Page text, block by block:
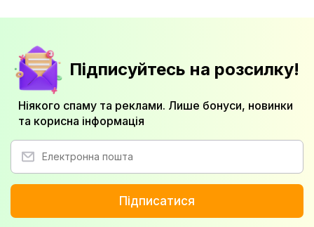
Підписуйтесь на розсилку!
Ніякого спаму та реклами. Лише бонуси, новинки
та корисна інформація
Підписатися